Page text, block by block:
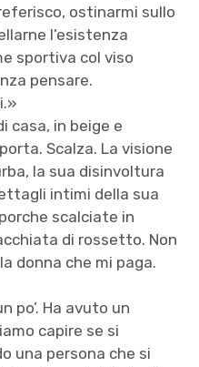
ostinarmi sullo
l’esistenza
sportiva col viso
pensare.
casa, in beige e
Scalza. La visione
la sua disinvoltura
intimi della sua
scalciate in
di rossetto. Non
donna che mi paga.
po’. Ha avuto un
capire se si
una persona che si